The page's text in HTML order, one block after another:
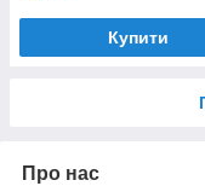
Купити
Про нас